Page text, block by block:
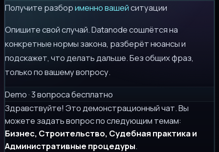
Получите разборименно вашейситуации
Опишите свой случай. Datanode сошлётся на
конкретные нормы закона, разберёт нюансы и
подскажет, что делать дальше. Без общих фраз,
только по вашему вопросу.
Demo · 3 вопроса бесплатно
Здравствуйте! Это демонстрационный чат. Вы
можете задать вопрос по следующим темам:
Бизнес, Строительство, Судебная практика и
Административные процедуры.